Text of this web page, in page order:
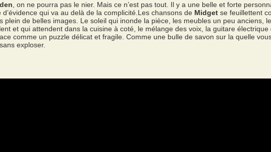
, on ne pourra pas le nier. Mais ce n’est pas tout. Il y a une belle et forte
qui va au delà de la complicité.Les chansons de Midget se feuillettent
de belles images. Le soleil qui inonde la pièce, les meubles un peu anciens,
et qui attendent dans la cuisine à coté, le mélange des voix, la guitare électrique
comme un puzzle délicat et fragile. Comme une bulle de savon sur la quelle
exploser.